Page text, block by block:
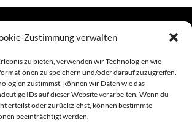
Zustimmung verwalten
zu bieten, verwenden wir Technologien wie
zu speichern und/oder darauf zuzugreifen.
zustimmst, können wir Daten wie das
IDs auf dieser Website verarbeiten. Wenn du
erteilst oder zurückziehst, können bestimmte
beeinträchtigt werden.